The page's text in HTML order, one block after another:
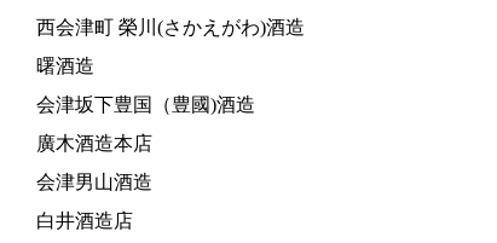
西会津町 榮川(さかえがわ)酒造
曙酒造
会津坂下豊国（豊國)酒造
廣木酒造本店
会津男山酒造
白井酒造店